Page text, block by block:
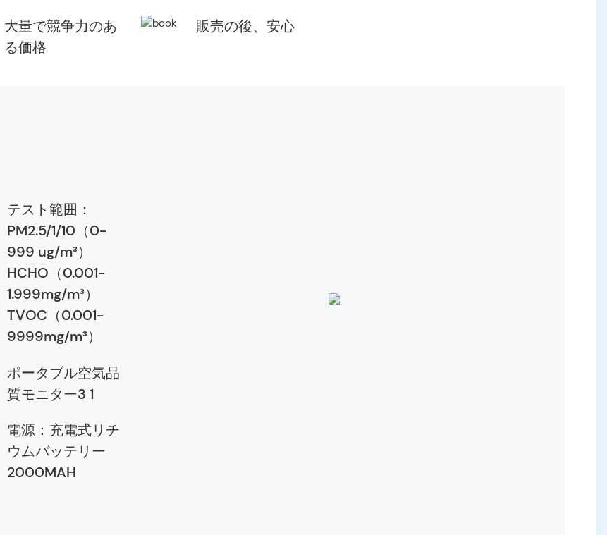
大量で競争力のあ
る価格
販売の後、安心
テスト範囲：
PM2.5/1/10（0-
999 ug/m³）
HCHO（0.001-
1.999mg/m³）
TVOC（0.001-
9999mg/m³）
ポータブル空気品
質モニター3 1
電源：充電式リチ
ウムバッテリー
2000MAH